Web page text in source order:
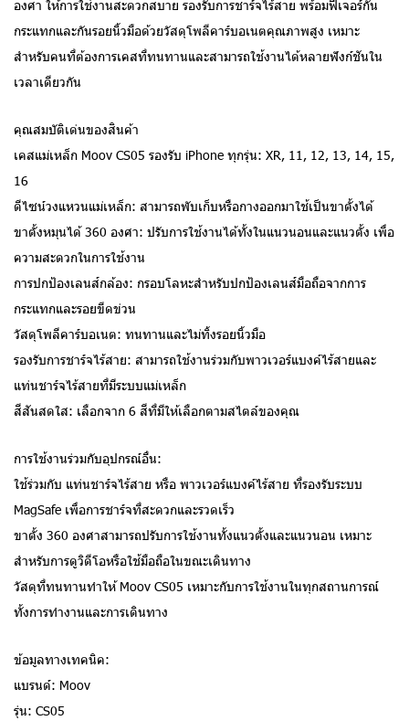
องศา ให้การใช้งานสะดวกสบาย รองรับการชาร์จไร้สาย พร้อมฟีเจอร์กัน
กระแทกและกันรอยนิ้วมือด้วยวัสดุโพลีคาร์บอเนตคุณภาพสูง เหมาะ
สำหรับคนที่ต้องการเคสที่ทนทานและสามารถใช้งานได้หลายฟังก์ชันใน
เวลาเดียวกัน
คุณสมบัติเด่นของสินค้า
เคสแม่เหล็ก Moov CS05 รองรับ iPhone ทุกรุ่น: XR, 11, 12, 13, 14, 15,
16
ดีไซน์วงแหวนแม่เหล็ก: สามารถพับเก็บหรือกางออกมาใช้เป็นขาตั้งได้
ขาตั้งหมุนได้ 360 องศา: ปรับการใช้งานได้ทั้งในแนวนอนและแนวตั้ง เพื่อ
ความสะดวกในการใช้งาน
การปกป้องเลนส์กล้อง: กรอบโลหะสำหรับปกป้องเลนส์มือถือจากการ
กระแทกและรอยขีดข่วน
วัสดุโพลีคาร์บอเนต: ทนทานและไม่ทิ้งรอยนิ้วมือ
รองรับการชาร์จไร้สาย: สามารถใช้งานร่วมกับพาวเวอร์แบงค์ไร้สายและ
แท่นชาร์จไร้สายที่มีระบบแม่เหล็ก
สีสันสดใส: เลือกจาก 6 สีที่มีให้เลือกตามสไตล์ของคุณ
การใช้งานร่วมกับอุปกรณ์อื่น:
ใช้ร่วมกับ แท่นชาร์จไร้สาย หรือ พาวเวอร์แบงค์ไร้สาย ที่รองรับระบบ
MagSafe เพื่อการชาร์จที่สะดวกและรวดเร็ว
ขาตั้ง 360 องศาสามารถปรับการใช้งานทั้งแนวตั้งและแนวนอน เหมาะ
สำหรับการดูวิดีโอหรือใช้มือถือในขณะเดินทาง
วัสดุที่ทนทานทำให้ Moov CS05 เหมาะกับการใช้งานในทุกสถานการณ์
ทั้งการทำงานและการเดินทาง
ข้อมูลทางเทคนิค:
แบรนด์: Moov
รุ่น: CS05